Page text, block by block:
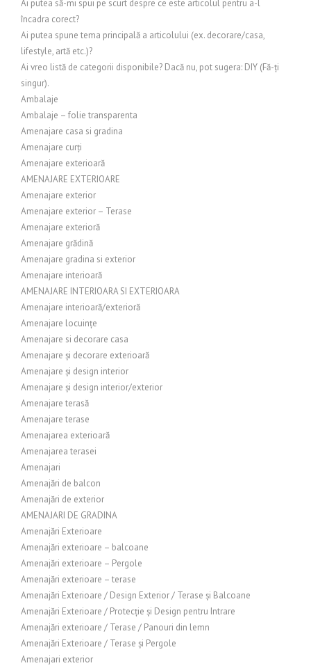
Ai putea să-mi spui pe scurt despre ce este articolul pentru a-l
încadra corect?
Ai putea spune tema principală a articolului (ex. decorare/casa,
lifestyle, artă etc.)?
Ai vreo listă de categorii disponibile? Dacă nu, pot sugera: DIY (Fă-ți
singur).
Ambalaje
Ambalaje – folie transparenta
Amenajare casa si gradina
Amenajare curți
Amenajare exterioară
AMENAJARE EXTERIOARE
Amenajare exterior
Amenajare exterior – Terase
Amenajare exterioră
Amenajare grădină
Amenajare gradina si exterior
Amenajare interioară
AMENAJARE INTERIOARA SI EXTERIOARA
Amenajare interioară/exterioră
Amenajare locuințe
Amenajare si decorare casa
Amenajare și decorare exterioară
Amenajare și design interior
Amenajare și design interior/exterior
Amenajare terasă
Amenajare terase
Amenajarea exterioară
Amenajarea terasei
Amenajari
Amenajări de balcon
Amenajări de exterior
AMENAJARI DE GRADINA
Amenajări Exterioare
Amenajări exterioare – balcoane
Amenajări exterioare – Pergole
Amenajări exterioare – terase
Amenajări Exterioare / Design Exterior / Terase și Balcoane
Amenajări Exterioare / Protecție și Design pentru Intrare
Amenajări exterioare / Terase / Panouri din lemn
Amenajări Exterioare / Terase și Pergole
Amenajari exterior